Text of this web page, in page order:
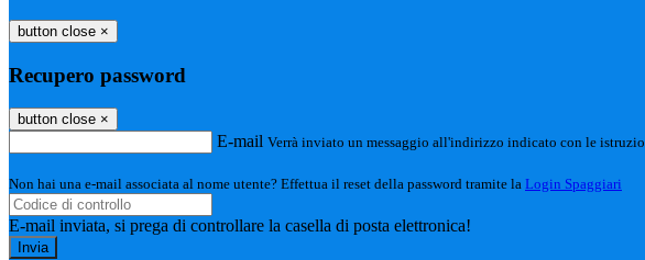
button close ×
Recupero password
button close ×
E-mail Verrà inviato un messaggio all'indirizzo indicato con le
Non hai una e-mail associata al nome utente? Effettua il reset della password tramite la Login Spaggiari
E-mail inviata, si prega di controllare la casella di posta elettronica!